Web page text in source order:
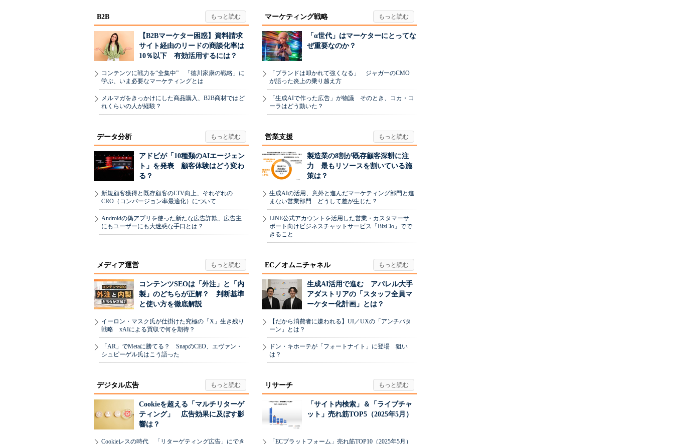
B2B
【B2Bマーケター困惑】資料請求
サイト経由のリードの商談化率は
10％以下 有効活用するには？
コンテンツに戦力を“全集中” 「徳川家康の戦略」に
学ぶ、いま必要なマーケティングとは
メルマガをきっかけにした商品購入、B2B商材ではど
れくらいの人が経験？
マーケティング戦略
「α世代」はマーケターにとってな
ぜ重要なのか？
「ブランドは叩かれて強くなる」 ジャガーのCMO
が語った炎上の乗り越え方
「生成AIで作った広告」が物議 そのとき、コカ・コ
ーラはどう動いた？
データ分析
アドビが「10種類のAIエージェン
ト」を発表 顧客体験はどう変わ
る？
新規顧客獲得と既存顧客のLTV向上、それぞれの
CRO（コンバージョン率最適化）について
Androidの偽アプリを使った新たな広告詐欺、広告主
にもユーザーにも大迷惑な手口とは？
営業支援
製造業の8割が既存顧客深耕に注
力 最もリソースを割いている施
策は？
生成AIの活用、意外と進んだマーケティング部門と進
まない営業部門 どうして差が生じた？
LINE公式アカウントを活用した営業・カスタマーサ
ポート向けビジネスチャットサービス「BizClo」でで
きること
メディア運営
コンテンツSEOは「外注」と「内
製」のどちらが正解？ 判断基準
と使い方を徹底解説
イーロン・マスク氏が仕掛けた究極の「X」生き残り
戦略 xAIによる買収で何を期待？
「AR」でMetaに勝てる？ SnapのCEO、エヴァン・
シュピーゲル氏はこう語った
EC／オムニチャネル
生成AI活用で進む アパレル大手
アダストリアの「スタッフ全員マ
ーケター化計画」とは？
【だから消費者に嫌われる】UI／UXの「アンチパタ
ーン」とは？
ドン・キホーテが「フォートナイト」に登場 狙い
は？
デジタル広告
Cookieを超える「マルチリターゲ
ティング」 広告効果に及ぼす影
響は？
Cookieレスの時代 「リターゲティング広告」にでき
リサーチ
「サイト内検索」＆「ライブチャ
ット」売れ筋TOP5（2025年5月）
「ECプラットフォーム」売れ筋TOP10（2025年5月）